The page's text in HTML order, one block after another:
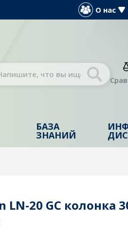
О нас
БАЗА
ЗНАНИЙ
LN-20 GC колонка